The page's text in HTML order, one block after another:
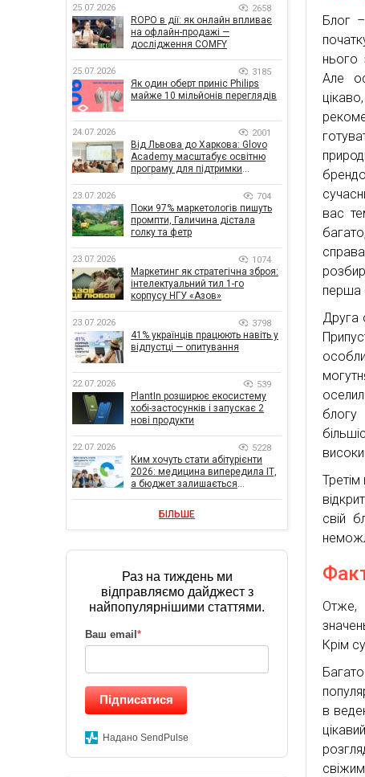
Блог
нього
Але
вас
перша
Друга
свій
Отже,
Крім
в
25.07.2026 2658
ROPO в дії: як онлайн впливає
на офлайн-продажі —
дослідження COMFY
25.07.2026 3185
Як один оберт приніс Philips
майже 10 мільйонів переглядів
24.07.2026 2001
Від Львова до Харкова: Glovo
Academy масштабує освітню
програму для підтримки
23.07.2026 704
Поки 97% маркетологів пишуть
промпти, Галичина дістала
голку та фетр
23.07.2026 1074
Маркетинг як стратегічна зброя:
інтелектуальний тил 1-го
корпусу НГУ «Азов»
23.07.2026 3798
41% українців працюють навіть у
відпустці — опитування
22.07.2026 539
PlantIn розширює екосистему
хобі-застосунків і запускає 2
нові продукти
22.07.2026 5228
Ким хочуть стати абітурієнти
2026: медицина випередила ІТ,
а бюджет залишається
БІЛЬШЕ
Раз на тиждень ми
відправляємо дайджест з
найпопулярнішими статтями.
Ваш email *
Підписатися
Надано SendPulse